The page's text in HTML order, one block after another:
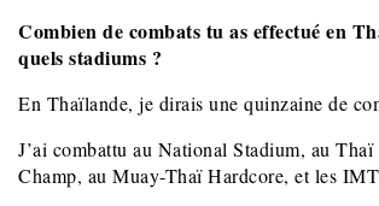
Combien de combats tu as effectué en
quels stadiums ?
En Thaïlande, je dirais une quinzaine de
J’ai combattu au National Stadium, au
Champ, au Muay-Thaï Hardcore, et les